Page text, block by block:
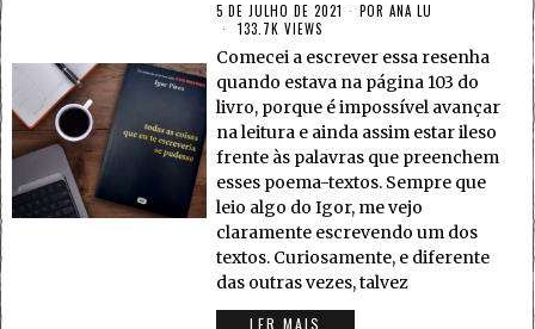
5 DE JULHO DE 2021 PORANA LU
133.7K VIEWS
Comecei a escrever essa resenha
quando estava na página 103 do
livro, porque é impossível avançar
na leitura e ainda assim estar ileso
frente às palavras que preenchem
esses poema-textos. Sempre que
leio algo do Igor, me vejo
claramente escrevendo um dos
textos. Curiosamente, e diferente
das outras vezes, talvez
LER MAIS